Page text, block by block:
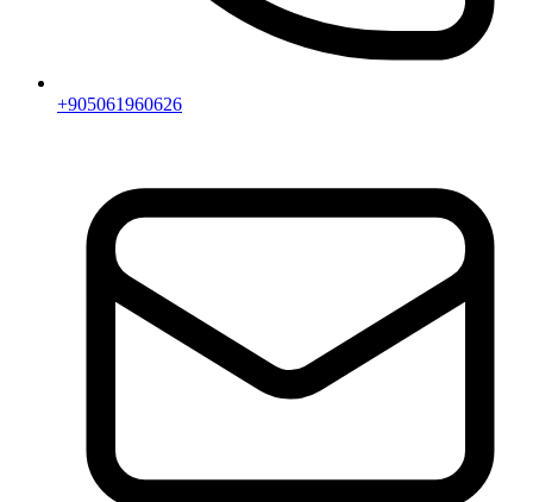
+905061960626